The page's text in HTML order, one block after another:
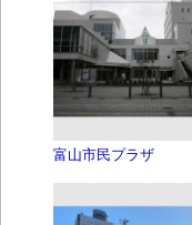
富山市民プラザ